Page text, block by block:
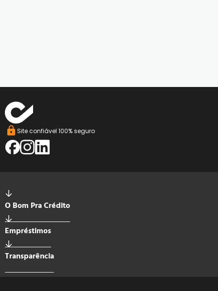
Site confiável 100% seguro
O Bom Pra Crédito
Empréstimos
Transparência